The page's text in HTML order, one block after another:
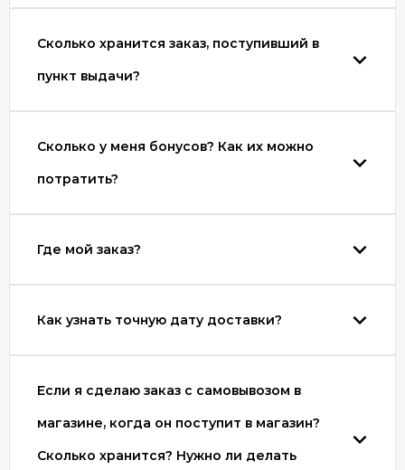
Сколько хранится заказ, поступивший в
пункт выдачи?
Сколько у меня бонусов? Как их можно
потратить?
Где мой заказ?
Как узнать точную дату доставки?
Если я сделаю заказ с самовывозом в
магазине, когда он поступит в магазин?
Сколько хранится? Нужно ли делать